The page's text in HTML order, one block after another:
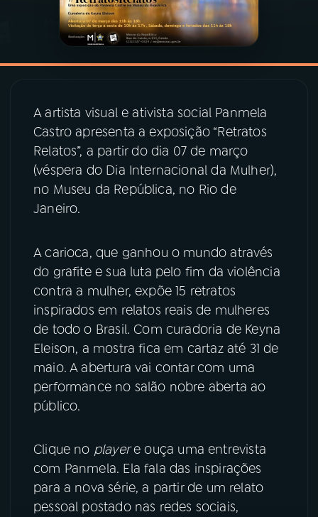
PODCASTS
08PRÊMIO RÁDIO MEC
ACOMPANHE A RÁDIO MEC
Instagram
TikTok
A artista visual e ativista social Panmela
Castro apresenta a exposição “Retratos
Relatos”, a partir do dia 07 de março
(véspera do Dia Internacional da Mulher),
no Museu da República, no Rio de
Janeiro.
A carioca, que ganhou o mundo através
do grafite e sua luta pelo fim da violência
contra a mulher, expõe 15 retratos
inspirados em relatos reais de mulheres
de todo o Brasil. Com curadoria de Keyna
Eleison, a mostra fica em cartaz até 31 de
maio. A abertura vai contar com uma
performance no salão nobre aberta ao
público.
Clique no playere ouça uma entrevista
com Panmela. Ela fala das inspirações
para a nova série, a partir de um relato
pessoal postado nas redes sociais,